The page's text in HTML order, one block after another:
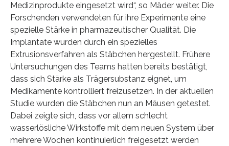
Medizinprodukte eingesetzt wird“, so Mäder weiter. Die
Forschenden verwendeten für ihre Experimente eine
spezielle Stärke in pharmazeutischer Qualität. Die
Implantate wurden durch ein spezielles
Extrusionsverfahren als Stäbchen hergestellt. Frühere
Untersuchungen des Teams hatten bereits bestätigt,
dass sich Stärke als Trägersubstanz eignet, um
Medikamente kontrolliert freizusetzen. In der aktuellen
Studie wurden die Stäbchen nun an Mäusen getestet.
Dabei zeigte sich, dass vor allem schlecht
wasserlösliche Wirkstoffe mit dem neuen System über
mehrere Wochen kontinuierlich freigesetzt werden